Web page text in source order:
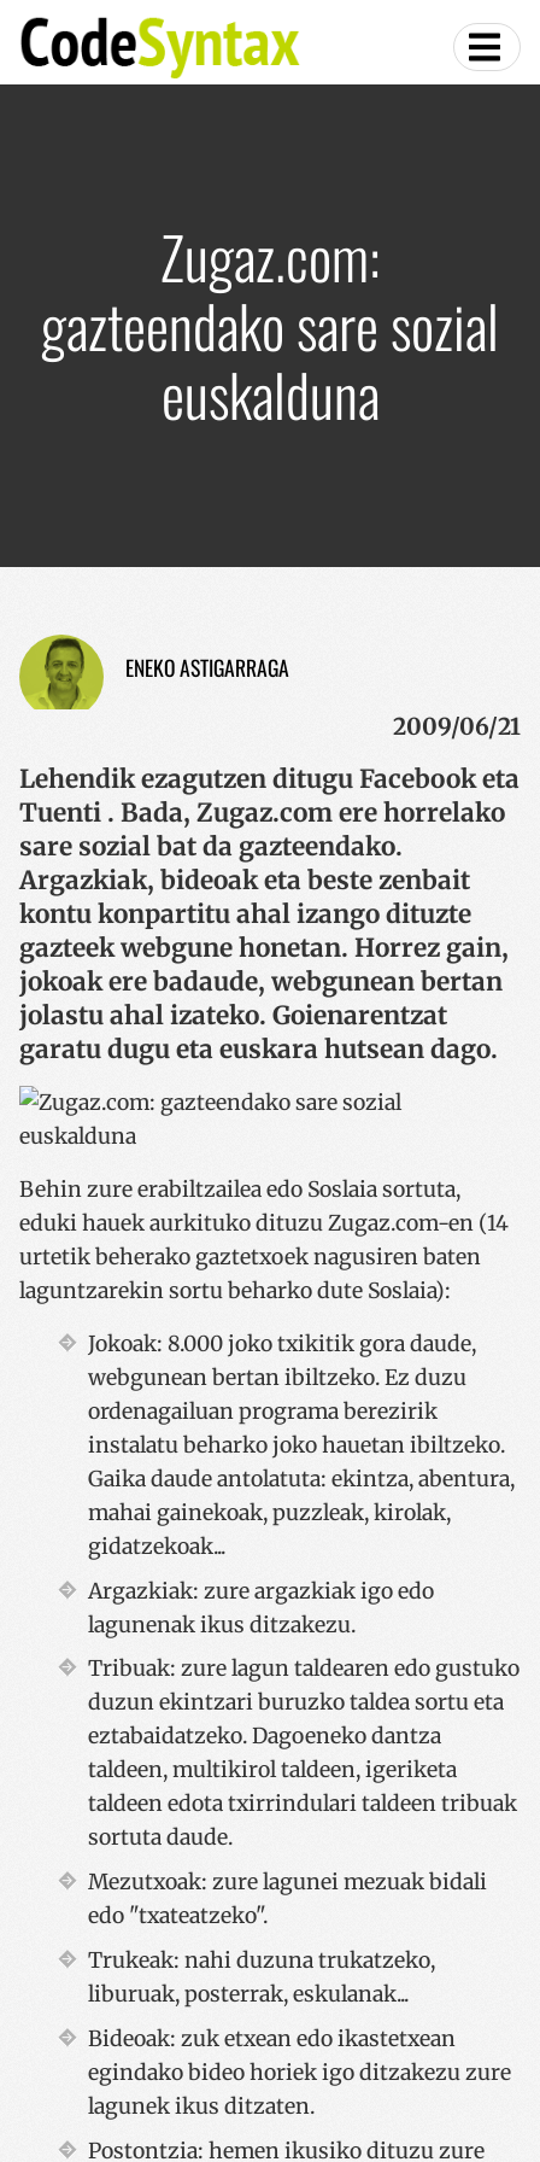
Zugaz.com:
gazteendako sare sozial
euskalduna
ENEKO ASTIGARRAGA
2009/06/21
Lehendik ezagutzen ditugu Facebook eta
Tuenti . Bada, Zugaz.com ere horrelako
sare sozial bat da gazteendako.
Argazkiak, bideoak eta beste zenbait
kontu konpartitu ahal izango dituzte
gazteek webgune honetan. Horrez gain,
jokoak ere badaude, webgunean bertan
jolastu ahal izateko. Goienarentzat
garatu dugu eta euskara hutsean dago.
Behin zure erabiltzailea edo Soslaia sortuta,
eduki hauek aurkituko dituzuZugaz.com-en (14
urtetik beherako gaztetxoek nagusiren baten
laguntzarekin sortu beharko dute Soslaia):
Jokoak: 8.000 joko txikitik gora daude,
webgunean bertan ibiltzeko. Ez duzu
ordenagailuan programa berezirik
instalatu beharko joko hauetan ibiltzeko.
Gaika daude antolatuta: ekintza, abentura,
mahai gainekoak, puzzleak, kirolak,
gidatzekoak...
Argazkiak: zure argazkiak igo edo
lagunenak ikus ditzakezu.
Tribuak: zure lagun taldearen edo gustuko
duzun ekintzari buruzko taldea sortu eta
eztabaidatzeko. Dagoeneko dantza
taldeen, multikirol taldeen, igeriketa
taldeen edota txirrindulari taldeen tribuak
sortuta daude.
Mezutxoak: zure lagunei mezuak bidali
edo "txateatzeko".
Trukeak: nahi duzuna trukatzeko,
liburuak, posterrak, eskulanak...
Bideoak: zuk etxean edo ikastetxean
egindako bideo horiek igo ditzakezu zure
lagunek ikus ditzaten.
Postontzia: hemen ikusiko dituzu zure